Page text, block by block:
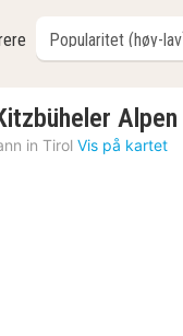
Alpen
in Tirol Vis på kartet